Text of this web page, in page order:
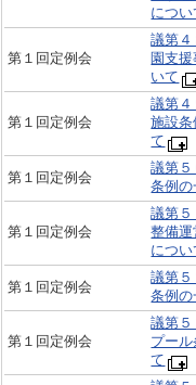
につい
第１回定例会
議第
園支
いて
第１回定例会
議第
施設
て
第１回定例会
議第
条例
第１回定例会
議第
整備
につい
第１回定例会
議第
条例
第１回定例会
議第
プー
て